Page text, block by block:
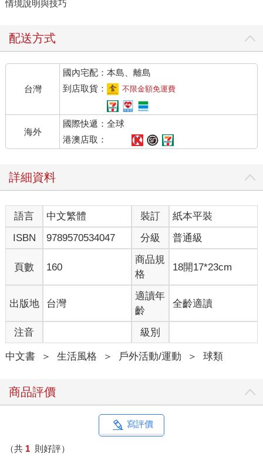
情境說明與技巧
配送方式
台灣
國內宅配：本島、離島
到店取貨：
不限金額免運費
海外
國際快遞：全球
港澳店取：
詳細資料
語言 中文繁體 裝訂
紙本平裝
ISBN
9789570534047 分級 普通級
頁數 160
商品規
格
18開17*23cm
出版地 台灣
適讀年
齡
全齡適讀
注音 級別
中文書 ＞ 生活風格 ＞ 戶外活動/運動 ＞ 球類
商品評價
寫評價
（共 1 則好評）